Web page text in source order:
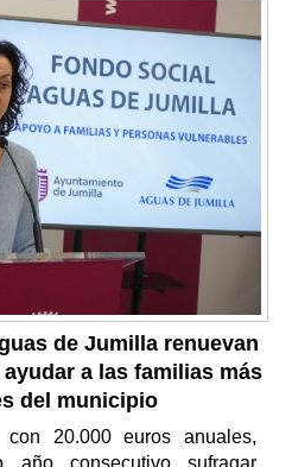
de Jumilla renuevan
a las familias más
del municipio
20.000 euros anuales,